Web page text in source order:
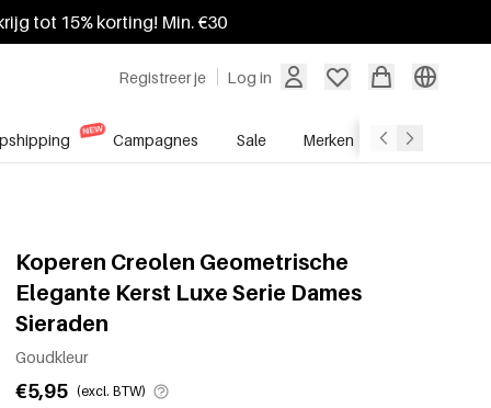
tot 15% korting! Min. €30
Registreer je Log in
Campagnes Sale Merken
Koperen Creolen Geometrische
Elegante Kerst Luxe Serie Dames
Sieraden
Goudkleur
€5,95 (excl. BTW)